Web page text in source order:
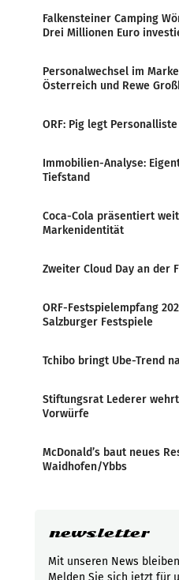
Falkensteiner Camping
Drei Millionen Euro
Personalwechsel im
Österreich und Rewe
ORF: Pig legt
Immobilien-Analyse:
Tiefstand
Coca-Cola präsentiert
Markenidentität
Zweiter Cloud Day an der
ORF-Festspielempfang
Salzburger Festspiele
Tchibo bringt Ube-Trend
Stiftungsrat Lederer
Vorwürfe
McDonald’s baut neues
Waidhofen/Ybbs
newsletter
Mit unseren News
Melden Sie sich jetzt für